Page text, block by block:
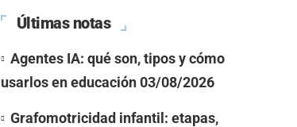
Últimas notas
Agentes IA: qué son, tipos y cómo
usarlos en educación 03/08/2026
Grafomotricidad infantil: etapas,